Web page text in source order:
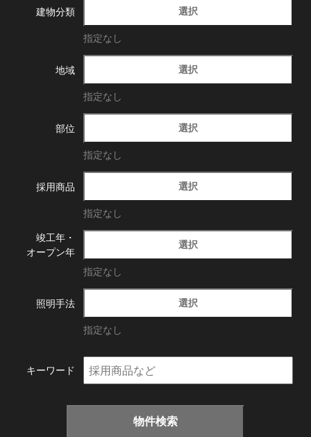
建物分類 選択
指定なし
地域 選択
指定なし
部位 選択
指定なし
採用商品 選択
指定なし
竣工年・
オープン年
選択
指定なし
照明手法 選択
指定なし
キーワード
物件検索